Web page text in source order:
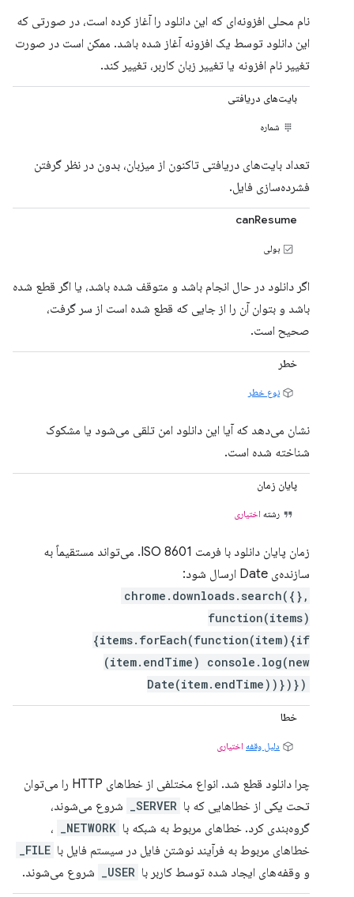
نام محلی افزونه‌ای که این دانلود را آغاز کرده است، در صورتی که
این دانلود توسط یک افزونه آغاز شده باشد. ممکن است در صورت
تغییر نام افزونه یا تغییر زبان کاربر، تغییر کند.
بایت‌های دریافتی
شماره
تعداد بایت‌های دریافتی تاکنون از میزبان، بدون در نظر گرفتن
فشرده‌سازی فایل.
canResume
بولی
اگر دانلود در حال انجام باشد و متوقف شده باشد، یا اگر قطع شده
باشد و بتوان آن را از جایی که قطع شده است از سر گرفت،
صحیح است.
خطر
نوع خطر
نشان می‌دهد که آیا این دانلود امن تلقی می‌شود یا مشکوک
شناخته شده است.
پایان زمان
رشته اختیاری
زمان پایان دانلود با فرمت ISO 8601. می‌تواند مستقیماً به
سازنده‌ی Date ارسال شود:
chrome.downloads.search({},
function(items)
{items.forEach(function(item){if
(item.endTime) console.log(new
Date(item.endTime))})})
خطا
دلیل وقفه اختیاری
چرا دانلود قطع شد. انواع مختلفی از خطاهای HTTP را می‌توان
تحت یکی از خطاهایی که با SERVER_
شروع می‌شوند،
گروه‌بندی کرد. خطاهای مربوط به شبکه با NETWORK_
،
خطاهای مربوط به فرآیند نوشتن فایل در سیستم فایل با FILE_
و وقفه‌های ایجاد شده توسط کاربر با USER_ شروع می‌شوند.